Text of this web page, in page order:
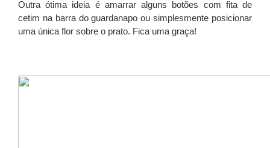
Outra ótima ideia é amarrar alguns botões com fita de
cetim na barra do guardanapo ou simplesmente posicionar
uma única flor sobre o prato. Fica uma graça!